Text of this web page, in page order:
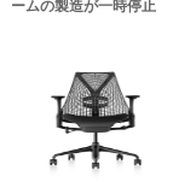
ームの製造が一時停止